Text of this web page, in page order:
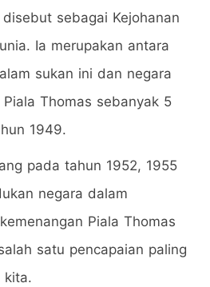
sebagai Kejohanan
Ia merupakan antara
sukan ini dan negara
Thomas sebanyak 5
1949.
pada tahun 1952, 1955
negara dalam
Piala Thomas
satu pencapaian paling
kita.